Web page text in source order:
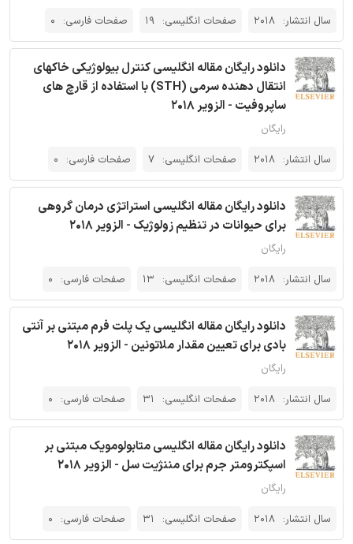
سال انتشار: 2018 صفحات انگلیسی: 19 صفحات فارسی: 0
دانلود رایگان مقاله انگلیسی کنترل بیولوژیکی خاکهای
انتقال دهنده سرمی (STH) با استفاده از قارچ های
ساپروفیت - الزویر 2018
رایگان
سال انتشار: 2018 صفحات انگلیسی: 7 صفحات فارسی: 0
دانلود رایگان مقاله انگلیسی استراتژی درمان گروهی
برای حیوانات در تنظیم زولوژیک - الزویر 2018
رایگان
سال انتشار: 2018 صفحات انگلیسی: 13 صفحات فارسی: 0
دانلود رایگان مقاله انگلیسی یک پلت فرم مبتنی بر آنتی
بادی برای تعیین مقدار ملاتونین - الزویر 2018
رایگان
سال انتشار: 2018 صفحات انگلیسی: 31 صفحات فارسی: 0
دانلود رایگان مقاله انگلیسی متابولومویک مبتنی بر
اسپکترومتر جرم برای مننژیت سل - الزویر 2018
رایگان
سال انتشار: 2018 صفحات انگلیسی: 31 صفحات فارسی: 0